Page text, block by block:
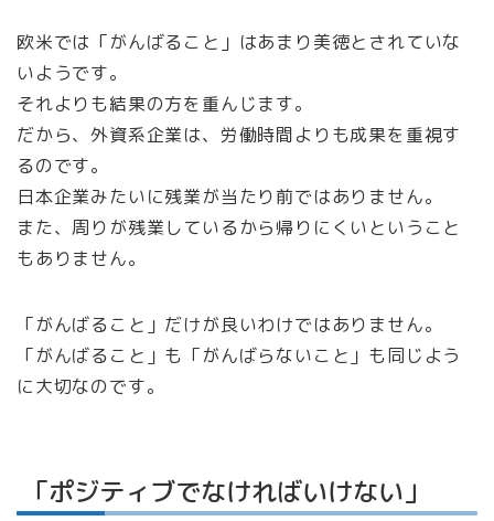
欧米では「がんばること」はあまり美徳とされていな
いようです。
それよりも結果の方を重んじます。
だから、外資系企業は、労働時間よりも成果を重視す
るのです。
日本企業みたいに残業が当たり前ではありません。
また、周りが残業しているから帰りにくいということ
もありません。
「がんばること」だけが良いわけではありません。
「がんばること」も「がんばらないこと」も同じよう
に大切なのです。
「ポジティブでなければいけない」